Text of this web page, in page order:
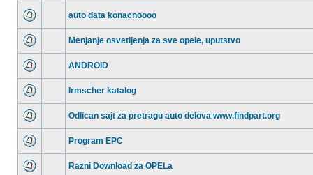
auto data konacnoooo
Menjanje osvetljenja za sve opele, uputstvo
ANDROID
Irmscher katalog
Odlican sajt za pretragu auto delova www.findpart.org
Program EPC
Razni Download za OPELa